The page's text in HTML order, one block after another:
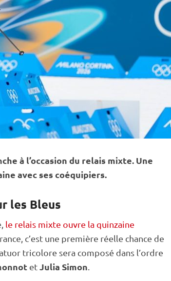
à l’occasion du relais mixte. Une
avec ses coéquipiers.
les Bleus
le relais mixte ouvre la quinzaine
c’est une première réelle chance de
tricolore sera composé dans l’ordre
etJulia Simon